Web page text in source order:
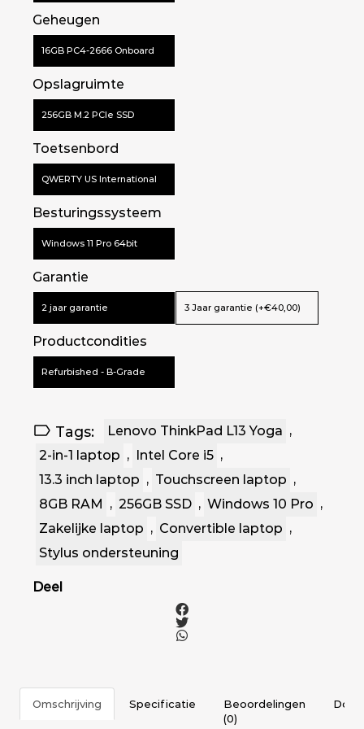
Geheugen
16GB PC4-2666 Onboard
Opslagruimte
256GB M.2 PCIe SSD
Toetsenbord
QWERTY US International
Besturingssysteem
Windows 11 Pro 64bit
Garantie
2 jaar garantie 3 Jaar garantie (+€40,00)
Productcondities
Refurbished - B-Grade
Tags: Lenovo ThinkPad L13 Yoga ,
2-in-1 laptop , Intel Core i5 ,
13.3 inch laptop , Touchscreen laptop ,
8GB RAM , 256GB SSD , Windows 10 Pro ,
Zakelijke laptop , Convertible laptop ,
Stylus ondersteuning
Deel
Omschrijving Specificatie
Beoordelingen
(0)